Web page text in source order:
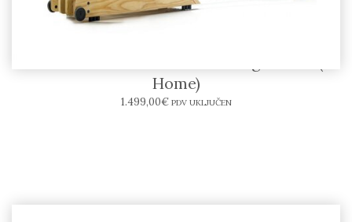
Home)
1.499,00€ PDV UKLJUČEN